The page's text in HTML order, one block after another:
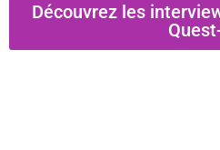
Découvrez les